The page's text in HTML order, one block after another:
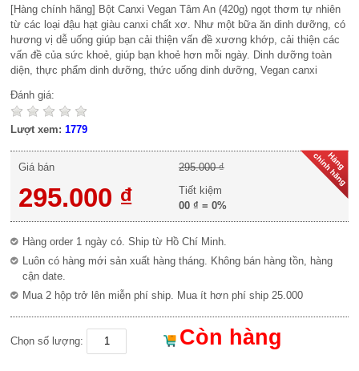
[Hàng chính hãng] Bột Canxi Vegan Tâm An (420g) ngọt thơm tự nhiên
từ các loại đậu hạt giàu canxi chất xơ. Như một bữa ăn dinh dưỡng, có
hương vị dễ uống giúp bạn cải thiện vấn đề xương khớp, cải thiện các
vấn đề của sức khoẻ, giúp bạn khoẻ hơn mỗi ngày. Dinh dưỡng toàn
diện, thực phẩm dinh dưỡng, thức uống dinh dưỡng, Vegan canxi
Đánh giá:
Lượt xem:1779
Giá bán
295.000 ₫
295.000 ₫
Tiết kiệm
00 ₫ = 0%
Hàng order 1 ngày có. Ship từ Hồ Chí Minh.
Luôn có hàng mới sản xuất hàng tháng. Không bán hàng tồn, hàng
cận date.
Mua 2 hộp trở lên miễn phí ship. Mua ít hơn phí ship 25.000
Chọn số lượng: Còn hàng